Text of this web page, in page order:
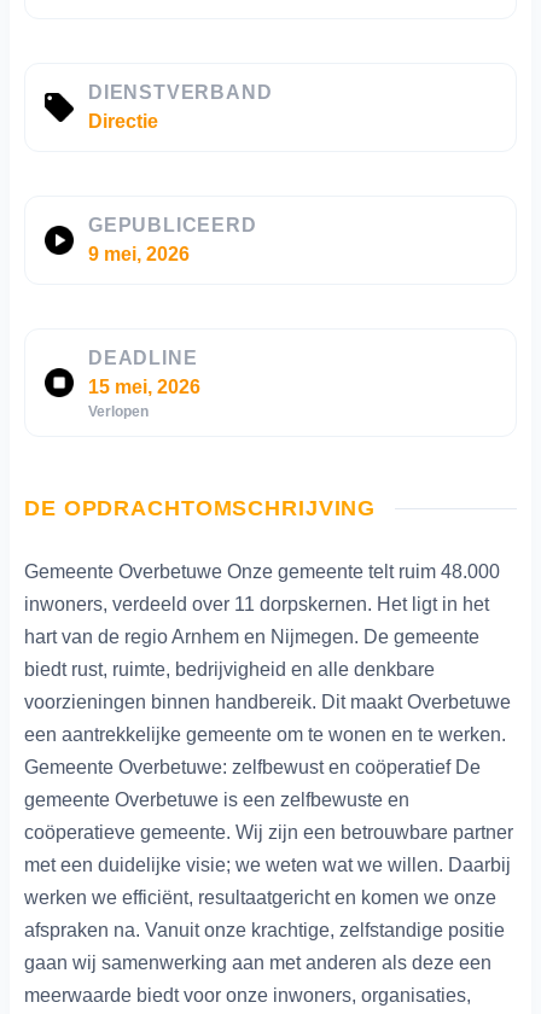
DIENSTVERBAND
Directie
GEPUBLICEERD
9 mei, 2026
DEADLINE
15 mei, 2026
Verlopen
DE OPDRACHTOMSCHRIJVING
Gemeente Overbetuwe Onze gemeente telt ruim 48.000
inwoners, verdeeld over 11 dorpskernen. Het ligt in het
hart van de regio Arnhem en Nijmegen. De gemeente
biedt rust, ruimte, bedrijvigheid en alle denkbare
voorzieningen binnen handbereik. Dit maakt Overbetuwe
een aantrekkelijke gemeente om te wonen en te werken.
Gemeente Overbetuwe: zelfbewust en coöperatief De
gemeente Overbetuwe is een zelfbewuste en
coöperatieve gemeente. Wij zijn een betrouwbare partner
met een duidelijke visie; we weten wat we willen. Daarbij
werken we efficiënt, resultaatgericht en komen we onze
afspraken na. Vanuit onze krachtige, zelfstandige positie
gaan wij samenwerking aan met anderen als deze een
meerwaarde biedt voor onze inwoners, organisaties,